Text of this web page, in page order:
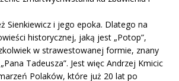
Sienkiewicz i jego epoka. Dlatego na
historycznej, jaką jest „Potop”,
w strawestowanej formie, znany
Tadeusza”. Jest więc Andrzej Kmicic
Polaków, które już 20 lat po